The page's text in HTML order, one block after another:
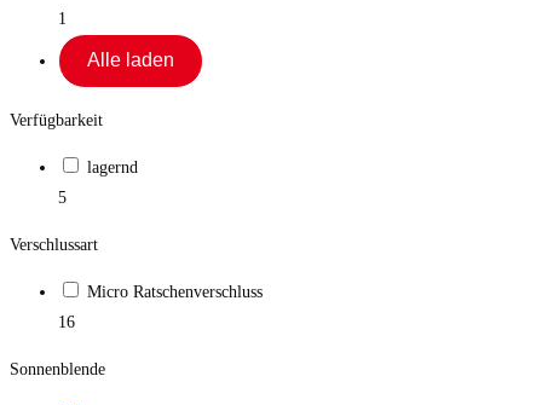
1
Alle laden
Verfügbarkeit
lagernd
5
Verschlussart
Micro Ratschenverschluss
16
Sonnenblende